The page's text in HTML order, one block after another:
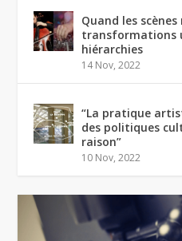
Quand les
transformations
hiérarchies
14 Nov, 2022
“La pratique
des politiques
raison”
10 Nov, 2022